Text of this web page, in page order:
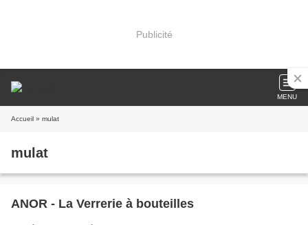
Publicité
MENU
Accueil » mulat
mulat
ANOR - La Verrerie à bouteilles